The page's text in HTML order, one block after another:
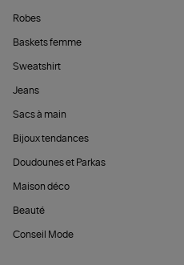
Robes
Baskets femme
Sweatshirt
Jeans
Sacs à main
Bijoux tendances
Doudounes et Parkas
Maison déco
Beauté
Conseil Mode